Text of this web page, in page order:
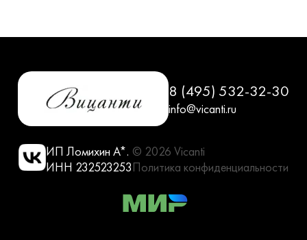
8 (495) 532-32-30
info@vicanti.ru
ИП Ломихин А*.
ИНН 232523253
© 2026 Vicanti
Политика конфиденциальности